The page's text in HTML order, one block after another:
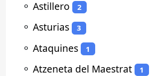
⚬ Astillero 2
⚬ Asturias 3
⚬ Ataquines 1
⚬ Atzeneta del Maestrat 1